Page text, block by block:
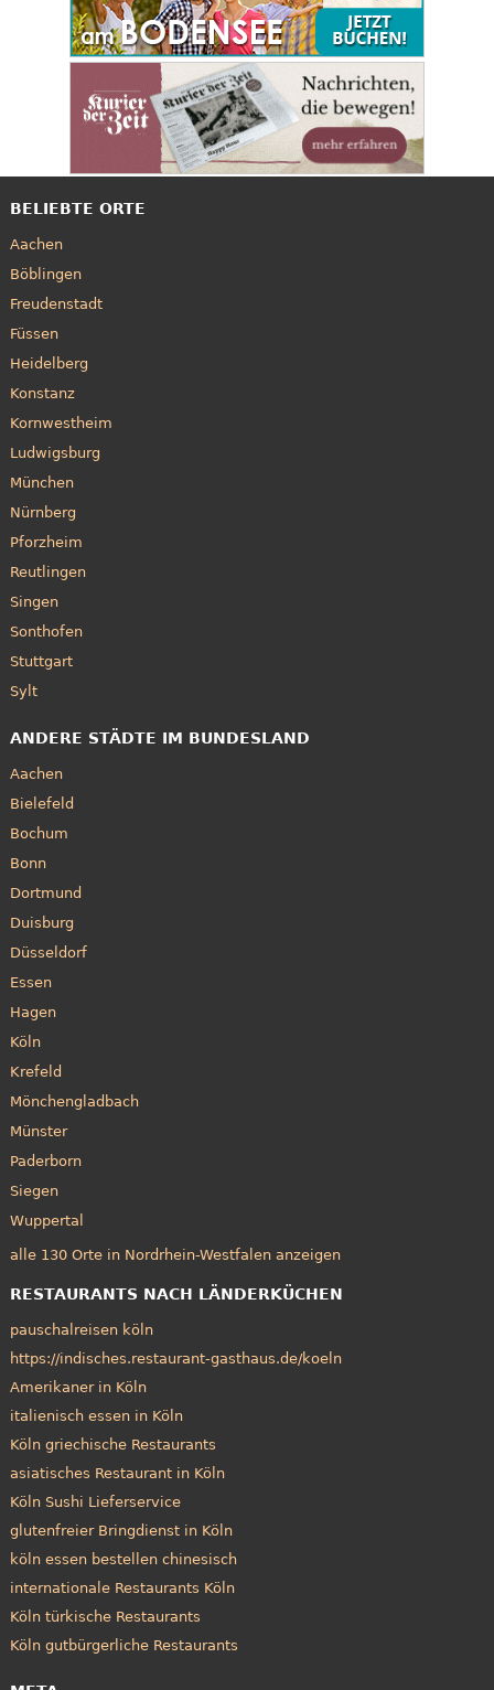
BELIEBTE ORTE
Aachen
Böblingen
Freudenstadt
Füssen
Heidelberg
Konstanz
Kornwestheim
Ludwigsburg
München
Nürnberg
Pforzheim
Reutlingen
Singen
Sonthofen
Stuttgart
Sylt
ANDERE STÄDTE IM BUNDESLAND
Aachen
Bielefeld
Bochum
Bonn
Dortmund
Duisburg
Düsseldorf
Essen
Hagen
Köln
Krefeld
Mönchengladbach
Münster
Paderborn
Siegen
Wuppertal
alle 130 Orte in Nordrhein-Westfalen anzeigen
RESTAURANTS NACH LÄNDERKÜCHEN
pauschalreisen köln
https://indisches.restaurant-gasthaus.de/koeln
Amerikaner in Köln
italienisch essen in Köln
Köln griechische Restaurants
asiatisches Restaurant in Köln
Köln Sushi Lieferservice
glutenfreier Bringdienst in Köln
köln essen bestellen chinesisch
internationale Restaurants Köln
Köln türkische Restaurants
Köln gutbürgerliche Restaurants